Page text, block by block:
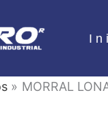
MORRAL